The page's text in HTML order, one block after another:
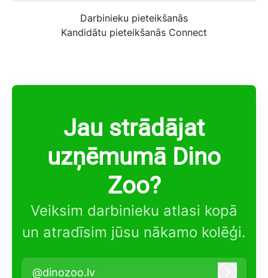
Darbinieku pieteikšanās
Kandidātu pieteikšanās Connect
Jau strādājat
uzņēmumā Dino
Zoo?
Veiksim darbinieku atlasi kopā
un atradīsim jūsu nākamo kolēģi.
@dinozoo.lv